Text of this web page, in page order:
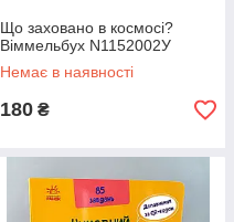
Що заховано в космосі?
Віммельбух N1152002У
Немає в наявності
180 ₴